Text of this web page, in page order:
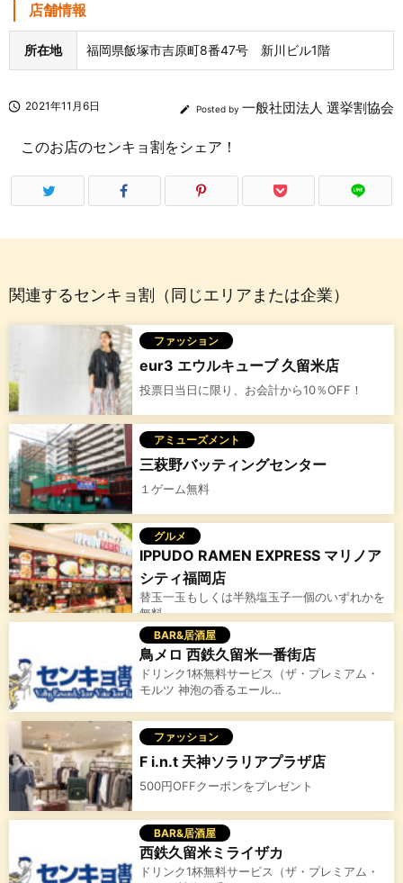
店舗情報
所在地 福岡県飯塚市吉原町8番47号 新川ビル1階
 2021年11月6日  Posted by 一般社団法人 選挙割協会
このお店のセンキョ割をシェア！
関連するセンキョ割（同じエリアまたは企業）
ファッション
eur3 エウルキューブ 久留米店
投票日当日に限り、お会計から10％OFF！
アミューズメント
三萩野バッティングセンター
１ゲーム無料
グルメ
IPPUDO RAMEN EXPRESS マリノア
シティ福岡店
替玉一玉もしくは半熟塩玉子一個のいずれかを
無料
BAR&居酒屋
鳥メロ 西鉄久留米一番街店
ドリンク1杯無料サービス（ザ・プレミアム・
モルツ 神泡の香るエール…
ファッション
F i.n.t 天神ソラリアプラザ店
500円OFFクーポンをプレゼント
BAR&居酒屋
西鉄久留米ミライザカ
ドリンク1杯無料サービス（ザ・プレミアム・